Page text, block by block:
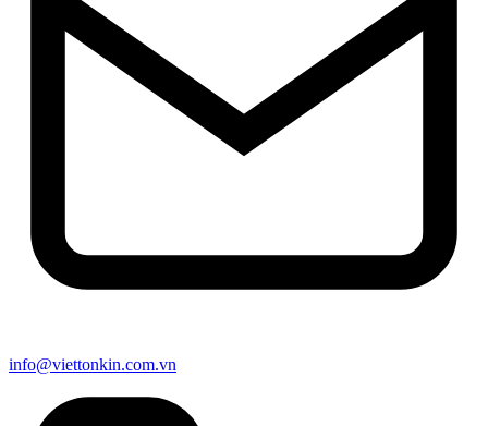
info@viettonkin.com.vn